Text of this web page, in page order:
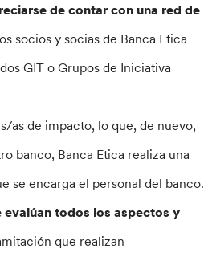
de contar con una red de
socios y socias de Banca Etica
GIT o Grupos de Iniciativa
as de impacto, lo que, de nuevo,
banco, Banca Etica realiza una
se encarga el personal del banco.
evalúan todos los aspectos y
que realizan